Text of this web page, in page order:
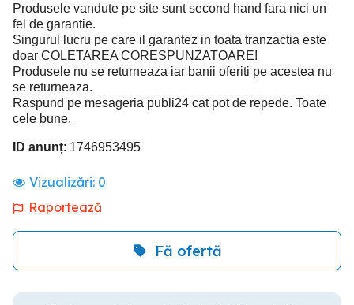
Produsele vandute pe site sunt second hand fara nici un
fel de garantie.
Singurul lucru pe care il garantez in toata tranzactia este
doar COLETAREA CORESPUNZATOARE!
Produsele nu se returneaza iar banii oferiti pe acestea nu
se returneaza.
Raspund pe mesageria publi24 cat pot de repede. Toate
cele bune.
ID anunț: 1746953495
Vizualizări: 0
Raportează
Fă ofertă